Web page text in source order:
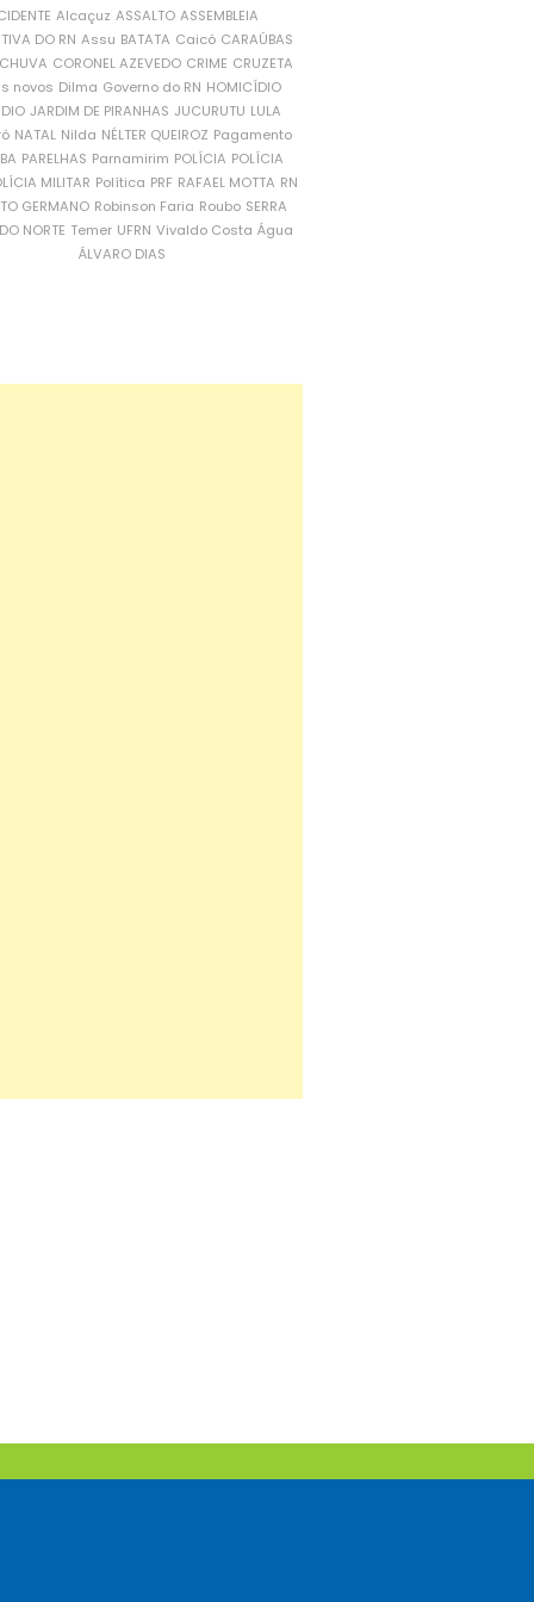
Alcaçuz ASSALTO ASSEMBLEIA
DO RN Assu BATATA Caicó CARAÚBAS
CORONEL AZEVEDO CRIME CRUZETA
novos Dilma Governo do RN HOMICÍDIO
JARDIM DE PIRANHAS JUCURUTU LULA
NATAL Nilda NÉLTER QUEIROZ Pagamento
PARELHAS Parnamirim POLÍCIA POLÍCIA
MILITAR Política PRF RAFAEL MOTTA RN
GERMANO Robinson Faria Roubo SERRA
NORTE Temer UFRN Vivaldo Costa Água
ÁLVARO DIAS